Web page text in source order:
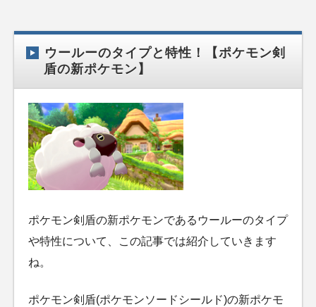
ウールーのタイプと特性！【ポケモン剣
盾の新ポケモン】
ポケモン剣盾の新ポケモンであるウールーのタイプ
や特性について、この記事では紹介していきます
ね。
ポケモン剣盾(ポケモンソードシールド)の新ポケモ